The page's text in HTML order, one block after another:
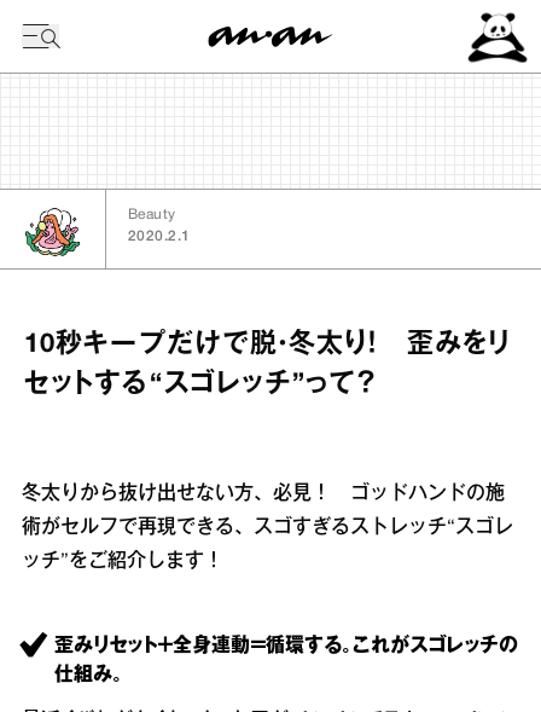
Beauty
2020.2.1
10秒キープだけで脱・冬太り！ 歪みをリ
セットする“スゴレッチ”って？
冬太りから抜け出せない方、必見！ ゴッドハンドの施
術がセルフで再現できる、スゴすぎるストレッチ“スゴレ
ッチ”をご紹介します！
歪みリセット＋全身連動＝循環する。これがスゴレッチの
仕組み。